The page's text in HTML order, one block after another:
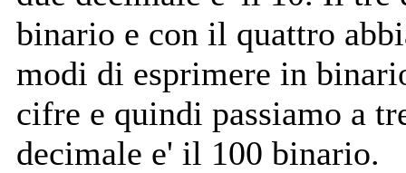
binario e con il quattro
modi di esprimere in
cifre e quindi passiamo a
decimale e' il 100 binario.